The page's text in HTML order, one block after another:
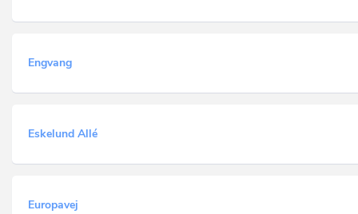
Engvang
Eskelund Allé
Europavej